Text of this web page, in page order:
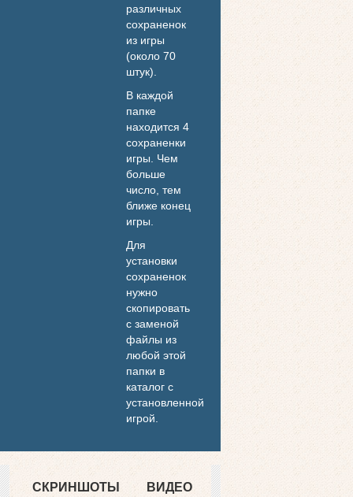
различных
сохраненок
из игры
(около 70
штук).
В каждой
папке
находится 4
сохраненки
игры. Чем
больше
число, тем
ближе конец
игры.
Для
установки
сохраненок
нужно
скопировать
с заменой
файлы из
любой этой
папки в
каталог с
установленной
игрой.
СКРИНШОТЫ ВИДЕО